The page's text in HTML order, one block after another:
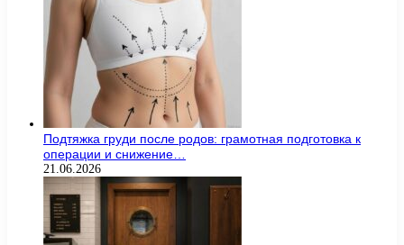
Подтяжка груди после родов: грамотная подготовка к
операции и снижение…
21.06.2026